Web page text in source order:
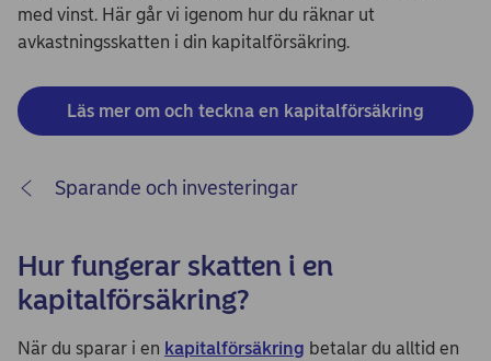
med vinst. Här går vi igenom hur du räknar ut
avkastningsskatten i din kapitalförsäkring.
Läs mer om och teckna en kapitalförsäkring
Sparande och investeringar
Hur fungerar skatten i en
kapitalförsäkring?
När du sparar i en kapitalförsäkring betalar du alltid en